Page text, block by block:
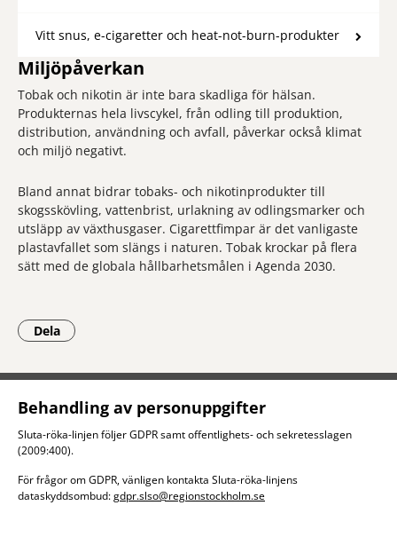
Vitt snus, e-cigaretter och heat-not-burn-produkter
Miljöpåverkan
Tobak och nikotin är inte bara skadliga för hälsan.
Produkternas hela livscykel, från odling till produktion,
distribution, användning och avfall, påverkar också klimat
och miljö negativt.
Bland annat bidrar tobaks- och nikotinprodukter till
skogsskövling, vattenbrist, urlakning av odlingsmarker och
utsläpp av växthusgaser. Cigarettfimpar är det vanligaste
plastavfallet som slängs i naturen. Tobak krockar på flera
sätt med de globala hållbarhetsmålen i Agenda 2030.
Dela
- Klicka för att öppna delningsalternativ.
Behandling av personuppgifter
Sluta-röka-linjen följer GDPR samt offentlighets- och sekretesslagen
(2009:400).
För frågor om GDPR, vänligen kontakta Sluta-röka-linjens
dataskyddsombud:gdpr.slso@regionstockholm.se